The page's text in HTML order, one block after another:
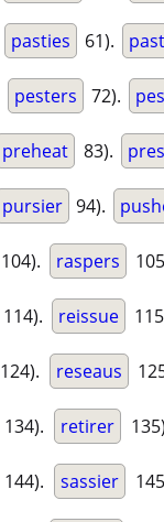
pasties 61).
pesters 72).
preheat 83).
pursier 94).
104). raspers
114). reissue
124). reseaus
134). retirer
144). sassier